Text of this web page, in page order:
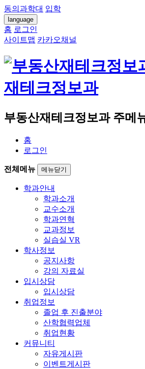
동의과학대 입학
language
홈 로그인
사이트맵 카카오채널
재테크정보과
부동산재테크정보과 주메
홈
로그인
전체메뉴 메뉴닫기
학과안내
학과소개
교수소개
학과연혁
교과정보
실습실 VR
학사정보
공지사항
강의 자료실
입시상담
입시상담
취업정보
졸업 후 진출분야
산학협력업체
취업현황
커뮤니티
자유게시판
이벤트게시판